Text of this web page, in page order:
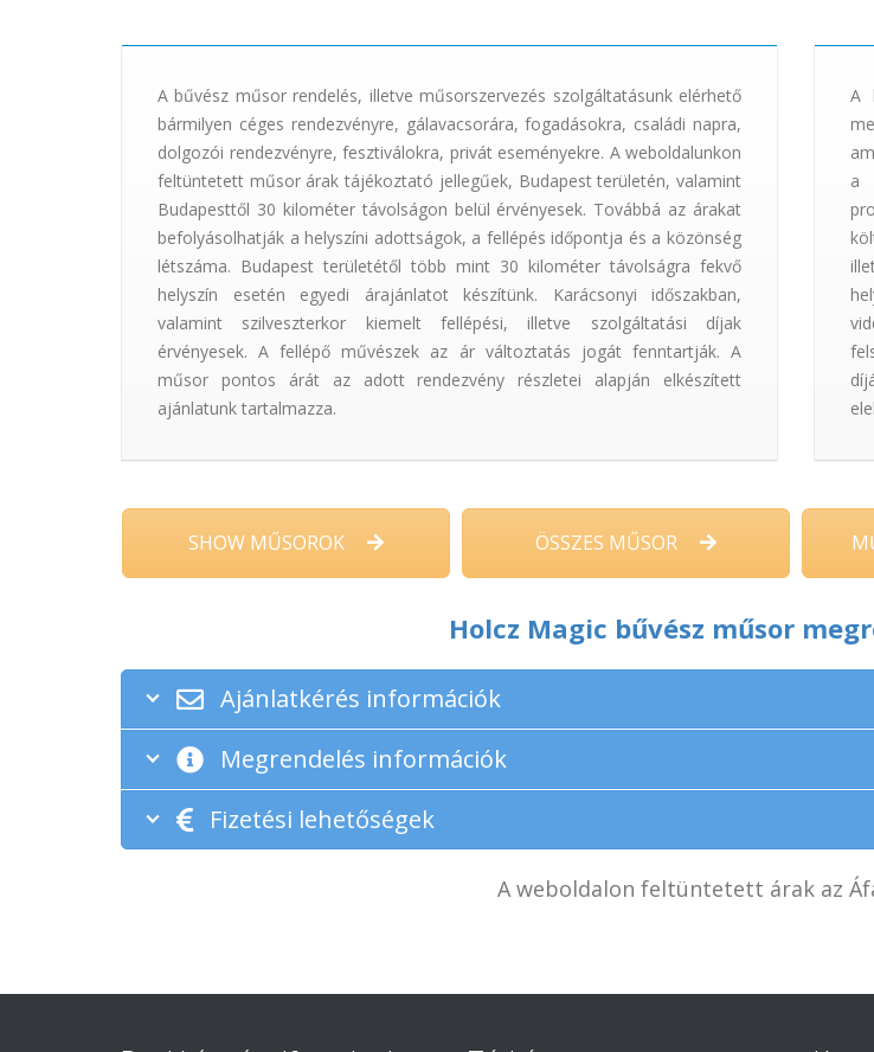
A bűvész műsor rendelés, illetve műsorszervezés szolgáltatásunk elérhető
bármilyen céges rendezvényre, gálavacsorára, fogadásokra, családi napra,
dolgozói rendezvényre, fesztiválokra, privát eseményekre. A weboldalunkon
feltüntetett műsor árak tájékoztató jellegűek, Budapest területén, valamint
Budapesttől 30 kilométer távolságon belül érvényesek. Továbbá az árakat
befolyásolhatják a helyszíni adottságok, a fellépés időpontja és a közönség
létszáma. Budapest területétől több mint 30 kilométer távolságra fekvő
helyszín esetén egyedi árajánlatot készítünk. Karácsonyi időszakban,
valamint szilveszterkor kiemelt fellépési, illetve szolgáltatási díjak
érvényesek. A fellépő művészek az ár változtatás jogát fenntartják. A
műsor pontos árát az adott rendezvény részletei alapján elkészített
ajánlatunk tartalmazza.
A
a
SHOW MŰSOROK ÖSSZES MŰSOR
Holcz Magic bűvész műsor
Ajánlatkérés információk
Megrendelés információk
Fizetési lehetőségek
A weboldalon feltüntetett árak az